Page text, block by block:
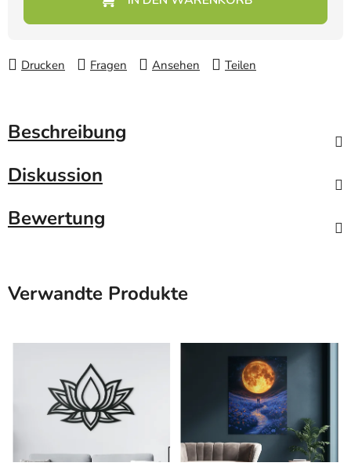
Drucken Fragen Ansehen Teilen
Beschreibung
Diskussion
Bewertung
Verwandte Produkte